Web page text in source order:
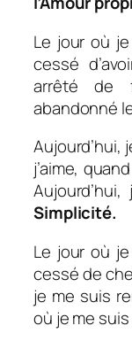
Le jour où
cessé
arrêté de
abandonné
Aujourd’hui,
j’aime,
Simplicité.
Le jour où
cessé de
je me suis
où je me